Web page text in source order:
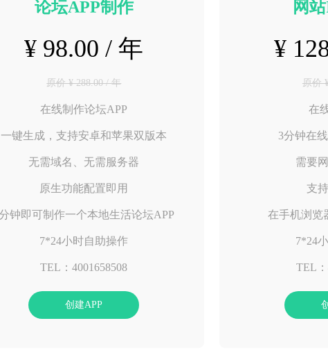
论坛APP制作
¥ 98.00 / 年
原价 ¥ 288.00 / 年
在线制作论坛APP
一键生成，支持安卓和苹果双版本
无需域名、无需服务器
原生功能配置即用
钟即可制作一个本地生活论坛APP
7*24小时自助操作
TEL：4001658508
创建APP
网
¥
原价
在
3分钟在
需要
支
在手机浏览
7*24
TEL：